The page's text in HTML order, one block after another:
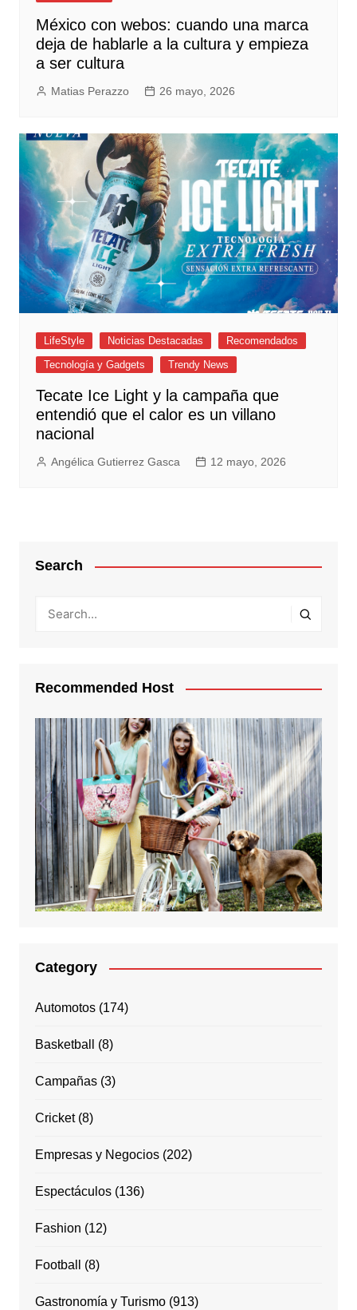
México con webos: cuando una marca
deja de hablarle a la cultura y empieza
a ser cultura
Matias Perazzo 26 mayo, 2026
LifeStyle Noticias Destacadas
Recomendados
Tecnología y Gadgets
Trendy News
Tecate Ice Light y la campaña que
entendió que el calor es un villano
nacional
Angélica Gutierrez Gasca 12 mayo, 2026
Search
Recommended Host
Category
Automotos(174)
Basketball (8)
Campañas(3)
Cricket(8)
Empresas y Negocios(202)
Espectáculos(136)
Fashion (12)
Football (8)
Gastronomía y Turismo(913)